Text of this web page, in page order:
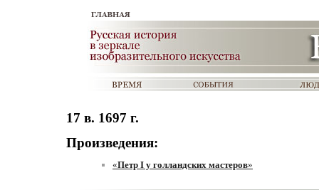
17 в. 1697 г.
Произведения:
«Петр I у голландских мастеров»